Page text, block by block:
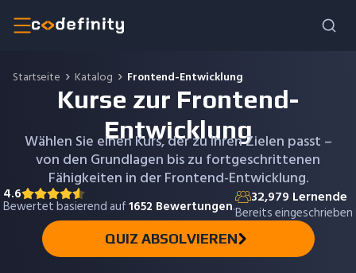
Startseite Katalog Frontend-Entwicklung
Kurse zur Frontend-
Entwicklung
Wählen Sie einen Kurs, der zu Ihren Zielen passt –
von den Grundlagen bis zu fortgeschrittenen
Fähigkeiten in der Frontend-Entwicklung.
4.6
Bewertet basierend auf1652 Bewertungen. 32,979 Lernende
Bereits eingeschrieben
QUIZ ABSOLVIEREN